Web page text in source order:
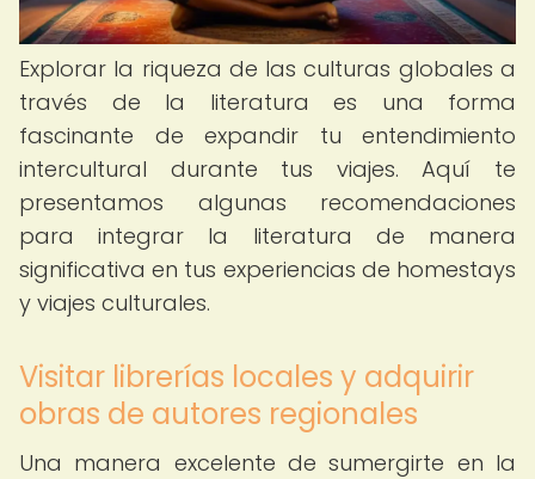
Explorar la riqueza de las culturas globales a
través de la literatura es una forma
fascinante de expandir tu entendimiento
intercultural durante tus viajes. Aquí te
presentamos algunas recomendaciones
para integrar la literatura de manera
significativa en tus experiencias de homestays
y viajes culturales.
Visitar librerías locales y adquirir
obras de autores regionales
Una manera excelente de sumergirte en la